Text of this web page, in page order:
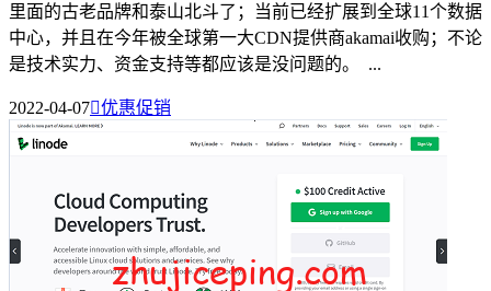
里面的古老品牌和泰山北斗了；当前已经扩展到全球11个数据
中心，并且在今年被全球第一大CDN提供商akamai收购；不论
是技术实力、资金支持等都应该是没问题的。 ...
2022-04-07优惠促销